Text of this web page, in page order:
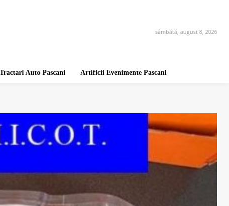
sâmbătă, august 8, 2026
Tractari Auto Pascani Artificii Evenimente Pascani